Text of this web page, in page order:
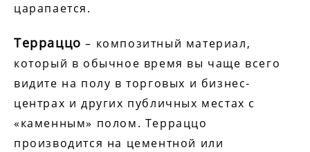
царапается.
Терраццо – композитный материал,
который в обычное время вы чаще всего
видите на полу в торговых и бизнес-
центрах и других публичных местах с
«каменным» полом. Терраццо
производится на цементной или